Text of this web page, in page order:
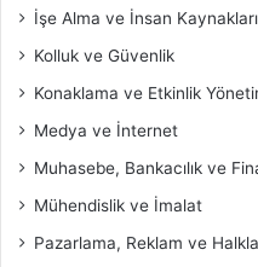
İşe Alma ve İnsan Kaynakları
Kolluk ve Güvenlik
Konaklama ve Etkinlik
Medya ve İnternet
Muhasebe, Bankacılık ve
Mühendislik ve İmalat
Pazarlama, Reklam ve